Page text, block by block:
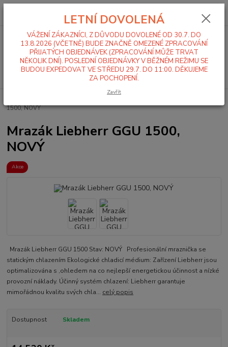
Menu
Hledat
0,00 Kč
1500, NOVÝ
Mrazák Liebherr GGU 1500,
NOVÝ
Akce
Mrazák Liebherr GGU 1500 Stav: NOVÝ Profesionální mraznička se
statickým chlazením Ekologické chladicí médium: Zařízení Liebherr jsou
optimalizována s ,ohledem na co nejlepší energetickou účinnost a nízké
provozní náklady. Účinný systém chlazení: Liebherr garantuje
mimořádnou kvalitu svých chla... celý popis
Dostupnost Skladem
LETNÍ DOVOLENÁ
VÁŽENÍ ZÁKAZNÍCI, Z DŮVODU DOVOLENÉ OD 30.7. DO
13.8.2026 (VČETNĚ) BUDE ZNAČNĚ OMEZENÉ ZPRACOVÁNÍ
PŘIJATÝCH OBJEDNÁVEK (ZPRACOVÁNÍ MŮŽE TRVAT
NĚKOLIK DNÍ). POSLEDNÍ OBJEDNÁVKY V BĚŽNÉM REŽIMU SE
BUDOU EXPEDOVAT VE STŘEDU 29.7. DO 11:00. DĚKUJEME
ZA POCHOPENÍ.
Zavřít